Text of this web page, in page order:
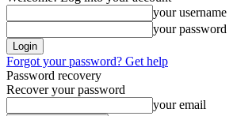
your username
your password
Forgot your password? Get help
Password recovery
Recover your password
your email